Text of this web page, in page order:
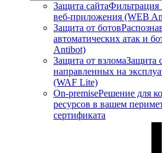
Защита сайтаФильтрация
веб-приложения (WEB
Защита от ботов
автоматических атак и
Antibot)
Защита от взломаЗащита
направленных на
(WAF Lite)
On-premiseРешение для
ресурсов в вашем
сертификата